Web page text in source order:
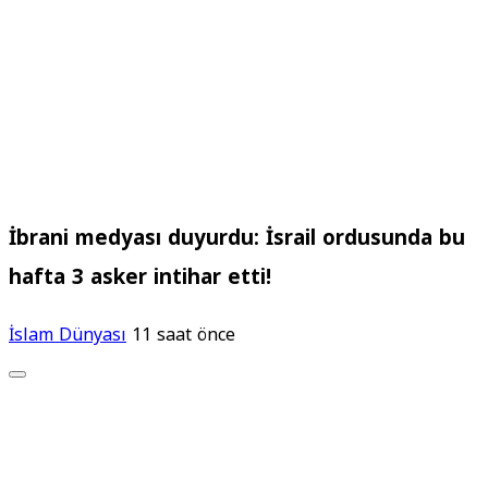
İbrani medyası duyurdu: İsrail ordusunda bu
hafta 3 asker intihar etti!
İslam Dünyası 11 saat önce